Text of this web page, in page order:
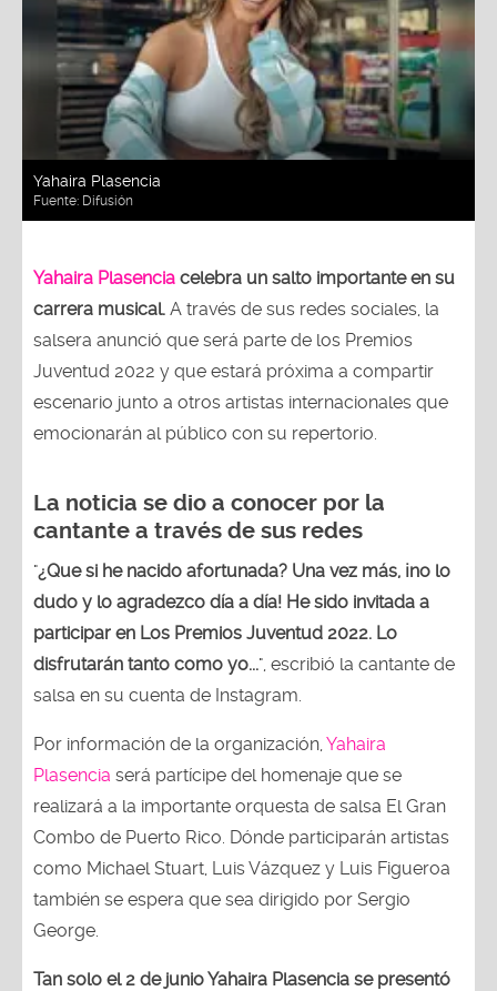
Yahaira Plasencia
Fuente: Difusión
Yahaira Plasencia celebra un salto importante en su
carrera musical. A través de sus redes sociales, la
salsera anunció que será parte de los Premios
Juventud 2022 y que estará próxima a compartir
escenario junto a otros artistas internacionales que
emocionarán al público con su repertorio.
La noticia se dio a conocer por la
cantante a través de sus redes
"¿Que si he nacido afortunada? Una vez más, ¡no lo
dudo y lo agradezco día a día! He sido invitada a
participar en Los Premios Juventud 2022. Lo
disfrutarán tanto como yo...", escribió la cantante de
salsa en su cuenta de Instagram.
Por información de la organización,Yahaira
Plasencia será partícipe del homenaje que se
realizará a la importante orquesta de salsa El Gran
Combo de Puerto Rico. Dónde participarán artistas
como Michael Stuart, Luis Vázquez y Luis Figueroa
también se espera que sea dirigido por Sergio
George.
Tan solo el 2 de junio Yahaira Plasencia se presentó